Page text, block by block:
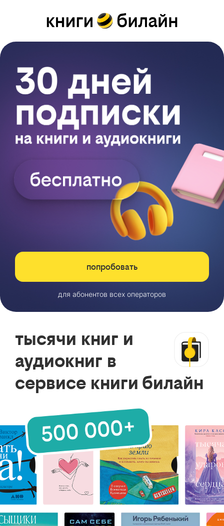
попробовать
для абонентов всех операторов
тысячи книг и
аудиокниг в
сервисе книги билайн